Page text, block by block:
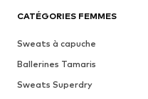
CATÉGORIES FEMMES
Sweats à capuche
Ballerines Tamaris
Sweats Superdry